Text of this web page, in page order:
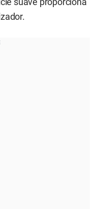
suave proporciona